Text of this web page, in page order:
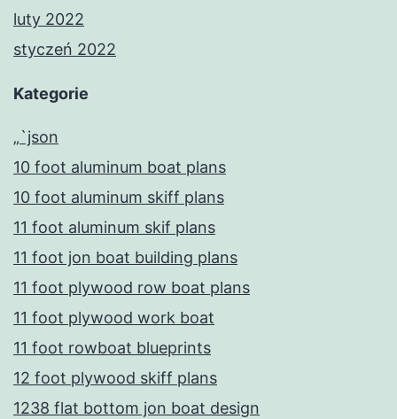
luty 2022
styczeń 2022
Kategorie
„`json
10 foot aluminum boat plans
10 foot aluminum skiff plans
11 foot aluminum skif plans
11 foot jon boat building plans
11 foot plywood row boat plans
11 foot plywood work boat
11 foot rowboat blueprints
12 foot plywood skiff plans
1238 flat bottom jon boat design